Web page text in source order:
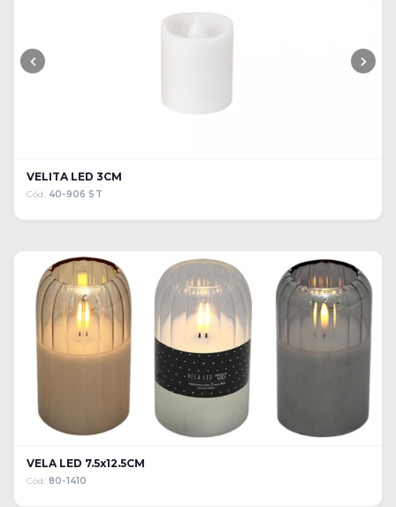
VELITA LED 3CM
Cód: 40-906 ST
VELA LED 7.5x12.5CM
Cód: 80-1410